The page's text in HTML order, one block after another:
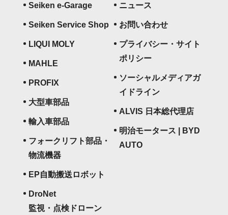
Seiken e-Garage
Seiken Service Shop
LIQUI MOLY
MAHLE
PROFIX
大型車部品
輸入車部品
フォークリフト部品・
物流機器
EP自動搬送ロボット
DroNet
監視・点検ドローン
ニュース
お問い合わせ
プライバシー・サイト
ポリシー
ソーシャルメディアガ
イドライン
ALVIS 日本総代理店
明治モータース | BYD
AUTO